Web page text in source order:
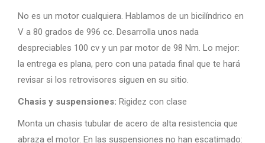
No es un motor cualquiera. Hablamos de un bicilíndrico en
V a 80 grados de 996 cc. Desarrolla unos nada
despreciables 100 cv y un par motor de 98 Nm. Lo mejor:
la entrega es plana, pero con una patada final que te hará
revisar si los retrovisores siguen en su sitio.
Chasis y suspensiones: Rigidez con clase
Monta un chasis tubular de acero de alta resistencia que
abraza el motor. En las suspensiones no han escatimado: